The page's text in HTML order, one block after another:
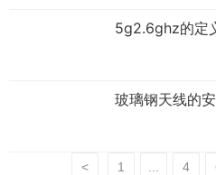
5g2.6ghz的定
玻璃钢天线的
< 1 4